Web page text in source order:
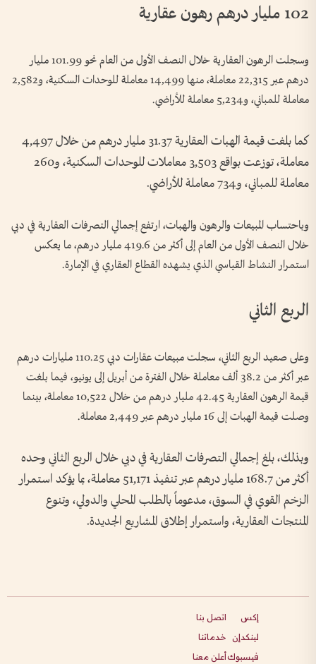
102 مليار درهم رهون عقارية
وسجلت الرهون العقارية خلال النصف الأول من العام نحو 101.99 مليار
درهم عبر 22,315 معاملة، منها 14,499 معاملة للوحدات السكنية، و2,582
معاملة للمباني، و5,234 معاملة للأراضي.
كما بلغت قيمة الهبات العقارية 31.37 مليار درهم من خلال 4,497
معاملة، توزعت بواقع 3,503 معاملات للوحدات السكنية، و260
معاملة للمباني، و734 معاملة للأراضي.
وباحتساب المبيعات والرهون والهبات، ارتفع إجمالي التصرفات العقارية في دبي
خلال النصف الأول من العام إلى أكثر من 419.6 مليار درهم، ما يعكس
استمرار النشاط القياسي الذي يشهده القطاع العقاري في الإمارة.
الربع الثاني
وعلى صعيد الربع الثاني، سجلت مبيعات عقارات دبي 110.25 مليارات درهم
عبر أكثر من 38.2 ألف معاملة خلال الفترة من أبريل إلى يونيو، فيما بلغت
قيمة الرهون العقارية 42.45 مليار درهم من خلال 10,522 معاملة، بينما
وصلت قيمة الهبات إلى 16 مليار درهم عبر 2,449 معاملة.
وبذلك، بلغ إجمالي التصرفات العقارية في دبي خلال الربع الثاني وحده
أكثر من 168.7 مليار درهم عبر تنفيذ 51,171 معاملة، بما يؤكد استمرار
الزخم القوي في السوق، مدعوماً بالطلب المحلي والدولي، وتنوع
المنتجات العقارية، واستمرار إطلاق المشاريع الجديدة.
إكس
لينكدإن
فيسبوك
اتصل بنا
خدماتنا
أعلن معنا